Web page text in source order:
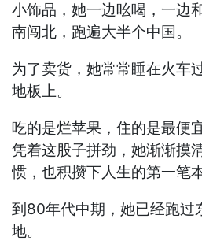
小饰品，她一边吆喝，一边
南闯北，跑遍大半个中国。
为了卖货，她常常睡在火车
地板上。
吃的是烂苹果，住的是最便
凭着这股子拼劲，她渐渐摸
惯，也积攒下人生的第一笔本
到80年代中期，她已经跑过
地。